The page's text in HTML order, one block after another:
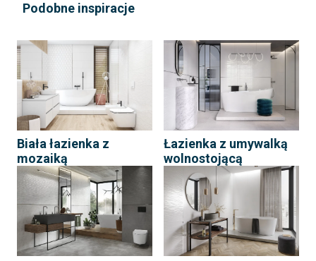
Podobne inspiracje
Biała łazienka z
mozaiką
Łazienka z umywalką
wolnostojącą